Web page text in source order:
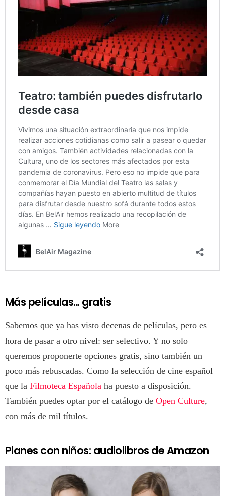
Más películas… gratis
Sabemos que ya has visto decenas de películas, pero es
hora de pasar a otro nivel: ser selectivo. Y no solo
queremos proponerte opciones gratis, sino también un
poco más rebuscadas. Como la selección de cine español
que la Filmoteca Española ha puesto a disposición.
También puedes optar por el catálogo de Open Culture,
con más de mil títulos.
Planes con niños: audiolibros de Amazon